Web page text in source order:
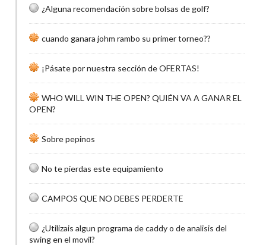
¿Alguna recomendación sobre bolsas de golf?
cuando ganara johm rambo su primer torneo??
¡Pásate por nuestra sección de OFERTAS!
WHO WILL WIN THE OPEN? QUIÉN VA A GANAR EL
OPEN?
Sobre pepinos
No te pierdas este equipamiento
CAMPOS QUE NO DEBES PERDERTE
¿Utilizais algun programa de caddy o de analisis del
swing en el movil?